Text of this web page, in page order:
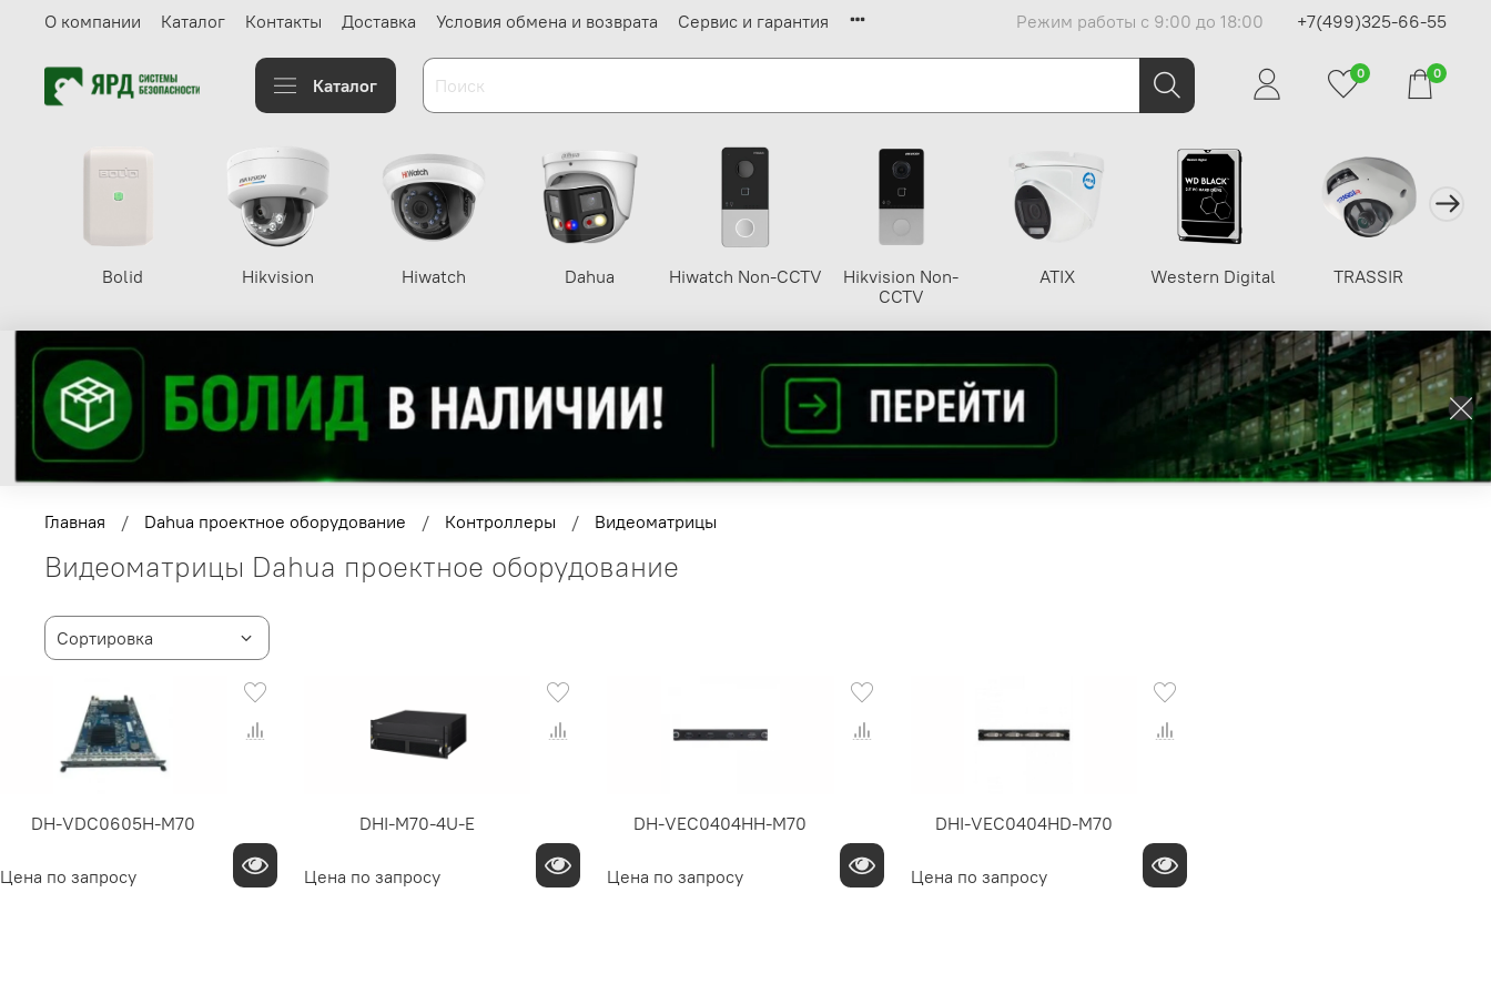
О компании Каталог Контакты Доставка Условия обмена и возврата Сервис и гарантия Режим работы с 9:00 до 18:00 +7(499)325-66-55
Каталог
0 0
Bolid Hikvision Hiwatch Dahua Hiwatch Non-CCTV
Hikvision Non-
CCTV
ATIX Western Digital TRASSIR
Главная Dahua проектное оборудование Контроллеры Видеоматрицы
Видеоматрицы Dahua проектное оборудование
DH-VDC0605H-M70
Цена по запросу
DHI-M70-4U-E
Цена по запросу
DH-VEC0404HH-M70
Цена по запросу
DHI-VEC0404HD-M70
Цена по запросу